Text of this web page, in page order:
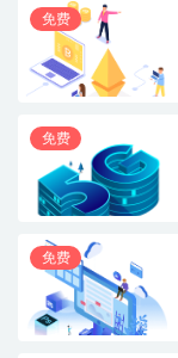
免费
免费
免费